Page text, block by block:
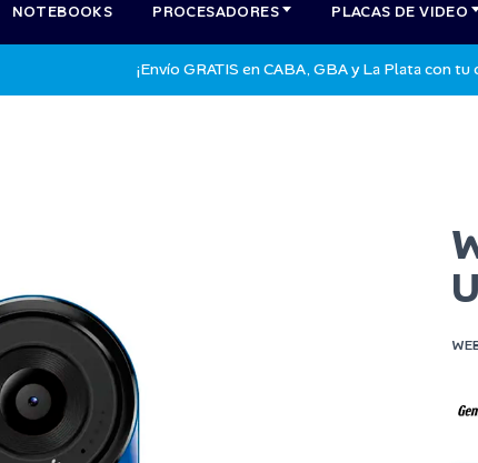
NOTEBOOKS PROCESADORES PLACAS DE VIDEO
¡Envío GRATIS en CABA, GBA y La Plata con